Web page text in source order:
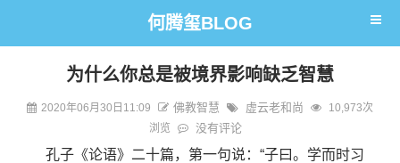
为什么你总是被境界影响缺乏智慧
2020年06月30日11:09 佛教智慧 虚云老和尚
10,973次
浏览
没有评论
孔子《论语》二十篇，第一句说：“子曰。学而时习
何腾玺BLOG